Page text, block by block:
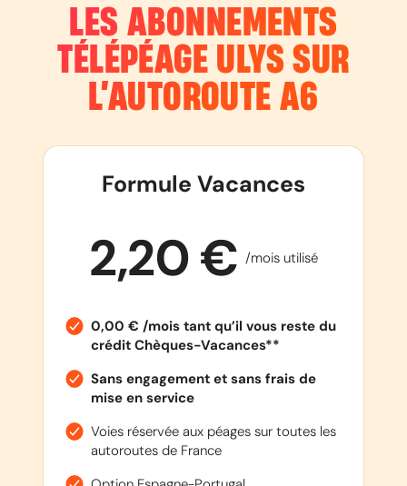
LES ABONNEMENTS
TÉLÉPÉAGE ULYS SUR
L’AUTOROUTEA6
Formule Vacances
2,20 € /mois utilisé
0,00 € /mois tant qu’il vous reste du
crédit Chèques-Vacances**
Sans engagement et sans frais de
mise en service
Voies réservée aux péages sur toutes les
autoroutes de France